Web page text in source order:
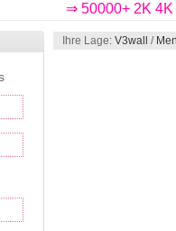
⇒ 50000+ 2K
Ihre Lage: V3wall /